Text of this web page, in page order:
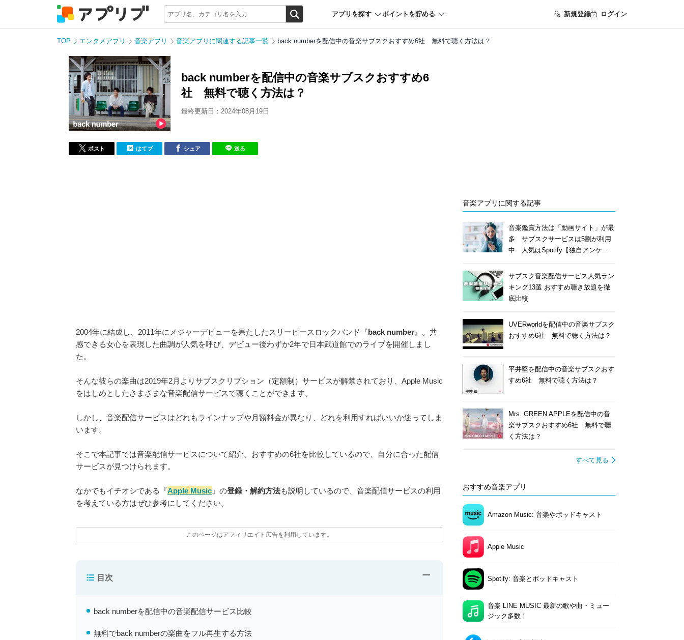
アプリを探す ポイントを貯める 新規登録 ログイン
TOP エンタメアプリ 音楽アプリ 音楽アプリに関連する記事一覧 back numberを配信中の音楽サブスクおすすめ6社 無料で聴く方法は？
back numberを配信中の音楽サブスクおすすめ6
社 無料で聴く方法は？
最終更新日：2024年08月19日
ポスト はてブ シェア 送る
2004年に結成し、2011年にメジャーデビューを果たしたスリーピースロックバンド『back number 』。共
感できる女心を表現した曲調が人気を呼び、デビュー後わずか2年で日本武道館でのライブを開催しまし
た。
そんな彼らの楽曲は2019年2月よりサブスクリプション（定額制）サービスが解禁されており、Apple Music
をはじめとしたさまざまな音楽配信サービスで聴くことができます。
しかし、音楽配信サービスはどれもラインナップや月額料金が異なり、どれを利用すればいいか迷ってしま
います。
そこで本記事では音楽配信サービスについて紹介。おすすめの6社を比較しているので、自分に合った配信
サービスが見つけられます。
なかでもイチオシである『Apple Music 』の登録・解約方法も説明しているので、音楽配信サービスの利用
を考えている方はぜひ参考にしてください。
このページはアフィリエイト広告を利用しています。
目次 −
back numberを配信中の音楽配信サービス比較
無料でback numberの楽曲をフル再生する方法
音楽アプリに関する記事
音楽鑑賞方法は「動画サイト」が最
多 サブスクサービスは5割が利用
中 人気はSpotify【独自アンケ...
サブスク音楽配信サービス人気ラン
キング13選 おすすめ聴き放題を徹
底比較
UVERworldを配信中の音楽サブスク
おすすめ6社 無料で聴く方法は？
平井堅を配信中の音楽サブスクおす
すめ6社 無料で聴く方法は？
Mrs. GREEN APPLEを配信中の音
楽サブスクおすすめ6社 無料で聴
く方法は？
すべて見る
おすすめ音楽アプリ
Amazon Music: 音楽やポッドキャスト
Apple Music
Spotify: 音楽とポッドキャスト
音楽 LINE MUSIC 最新の歌や曲・ミュー
ジック多数！